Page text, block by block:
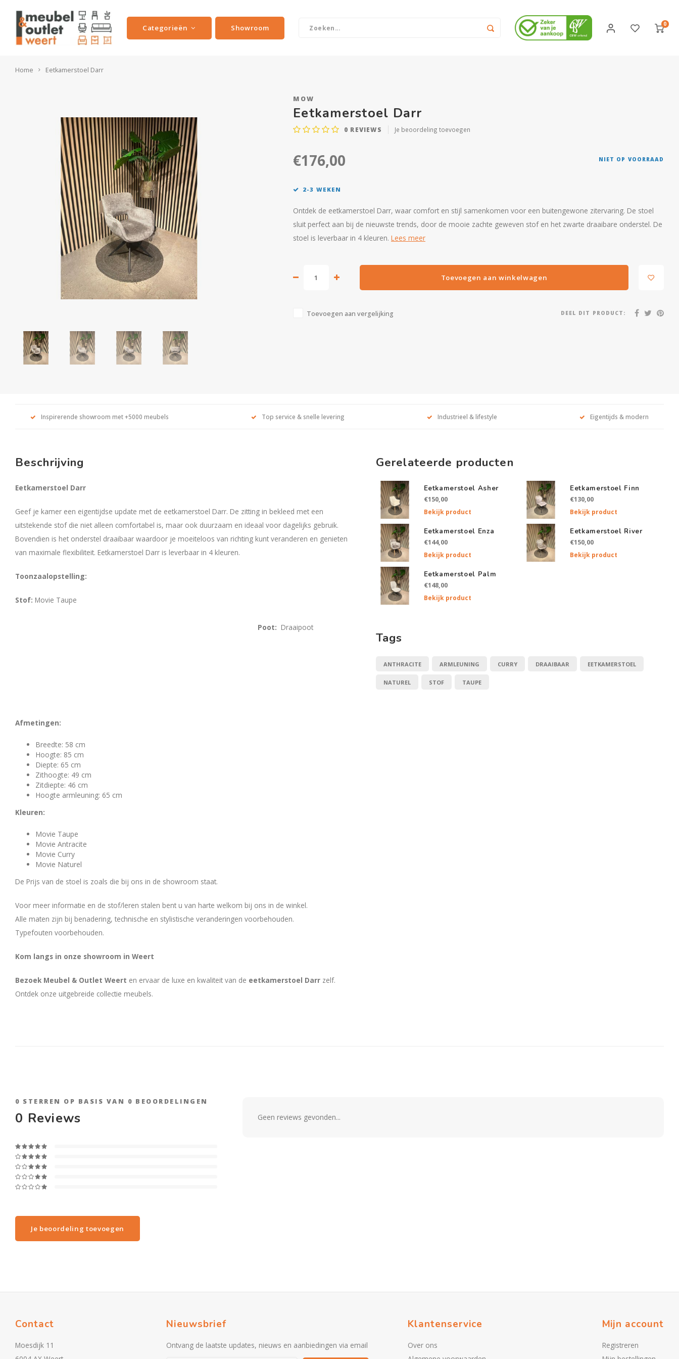
Categorieën Showroom 0
Home Eetkamerstoel Darr
MOW
Eetkamerstoel Darr
0 REVIEWS Je beoordeling toevoegen
€176,00 NIET OP VOORRAAD
2-3 WEKEN
Ontdek de eetkamerstoel Darr, waar comfort en stijl samenkomen voor een buitengewone zitervaring. De stoel
sluit perfect aan bij de nieuwste trends, door de mooie zachte geweven stof en het zwarte draaibare onderstel. De
stoel is leverbaar in 4 kleuren. Lees meer
Toevoegen aan winkelwagen
Toevoegen aan vergelijking DEEL DIT PRODUCT:
Inspirerende showroom met +5000 meubels Top service & snelle levering Industrieel & lifestyle Eigentijds & modern
Beschrijving
Eetkamerstoel Darr
Geef je kamer een eigentijdse update met de eetkamerstoel Darr. De zitting in bekleed met een
uitstekende stof die niet alleen comfortabel is, maar ook duurzaam en ideaal voor dagelijks gebruik.
Bovendien is het onderstel draaibaar waardoor je moeiteloos van richting kunt veranderen en genieten
van maximale flexibiliteit. Eetkamerstoel Darr is leverbaar in 4 kleuren.
Toonzaalopstelling:
Stof: Movie Taupe
Poot: Draaipoot
Afmetingen:
Breedte: 58 cm
Hoogte: 85 cm
Diepte: 65 cm
Zithoogte: 49 cm
Zitdiepte: 46 cm
Hoogte armleuning: 65 cm
Kleuren:
Movie Taupe
Movie Antracite
Movie Curry
Movie Naturel
De Prijs van de stoel is zoals die bij ons in de showroom staat.
Voor meer informatie en de stof/leren stalen bent u van harte welkom bij ons in de winkel.
Alle maten zijn bij benadering, technische en stylistische veranderingen voorbehouden.
Typefouten voorbehouden.
Kom langs in onze showroom in Weert
Bezoek Meubel & Outlet Weert en ervaar de luxe en kwaliteit van de eetkamerstoel Darr zelf.
Ontdek onze uitgebreide collectie meubels.
Gerelateerde producten
Eetkamerstoel Asher
€150,00
Bekijk product
Eetkamerstoel Finn
€130,00
Bekijk product
Eetkamerstoel Enza
€144,00
Bekijk product
Eetkamerstoel River
€150,00
Bekijk product
Eetkamerstoel Palm
€148,00
Bekijk product
Tags
ANTHRACITE ARMLEUNING CURRY DRAAIBAAR EETKAMERSTOEL
NATUREL STOF TAUPE
0 STERREN OP BASIS VAN 0 BEOORDELINGEN
0 Reviews
Je beoordeling toevoegen
Geen reviews gevonden...
Contact
Moesdijk 11
Nieuwsbrief
Ontvang de laatste updates, nieuws en aanbiedingen via email
Klantenservice
Over ons
Mijn account
Registreren